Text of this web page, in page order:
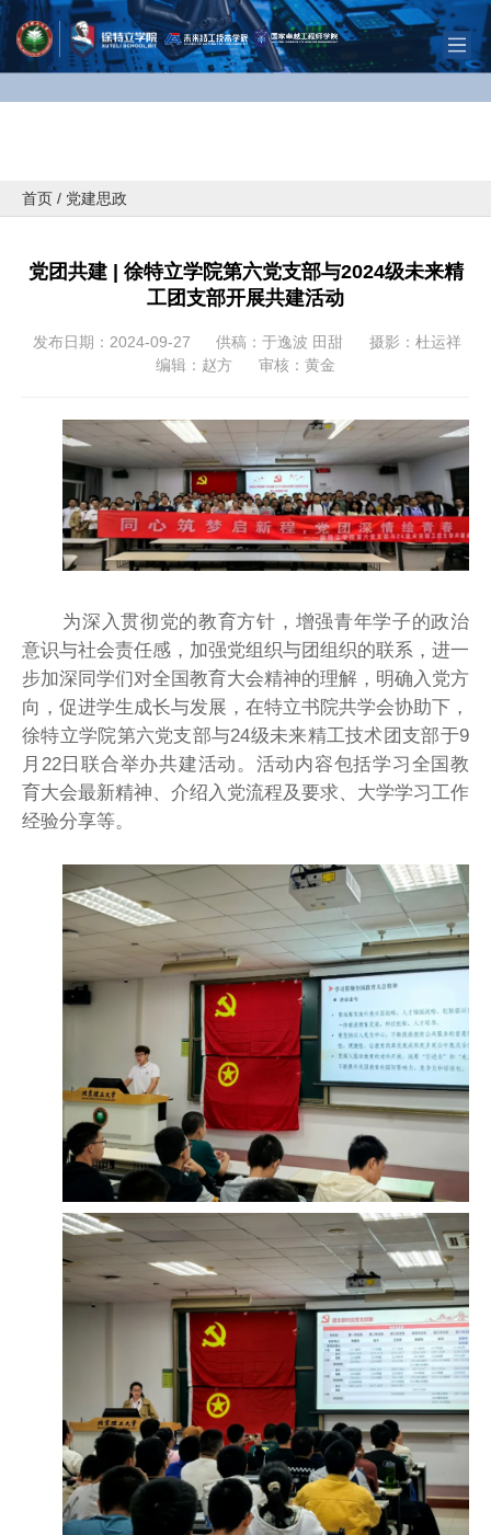
首页 / 党建思政
党团共建 | 徐特立学院第六党支部与2024级未来精
工团支部开展共建活动
发布日期：2024-09-27 供稿：于逸波 田甜
摄影：杜运祥
编辑：赵方
审核：黄金
为深入贯彻党的教育方针，增强青年学子的政治
意识与社会责任感，加强党组织与团组织的联系，进一
步加深同学们对全国教育大会精神的理解，明确入党方
向，促进学生成长与发展，在特立书院共学会协助下，
徐特立学院第六党支部与24级未来精工技术团支部于9
月22日联合举办共建活动。活动内容包括学习全国教
育大会最新精神、介绍入党流程及要求、大学学习工作
经验分享等。